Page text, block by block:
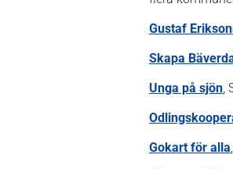
Gustaf
Skapa
Unga på sjön,
Gokart för alla